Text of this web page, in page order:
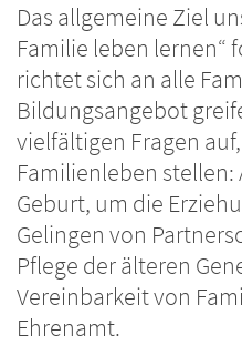
Das allgemeine Ziel
Familie leben lernen“
richtet sich an alle
Bildungsangebot
vielfältigen Fragen
Familienleben stellen:
Geburt, um die
Gelingen von
Pflege der älteren
Vereinbarkeit von
Ehrenamt.